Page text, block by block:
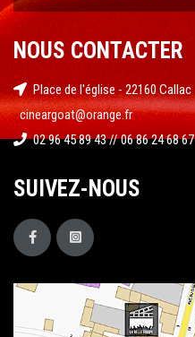
NOUS CONTACTER
Place de l'église - 22160 Callac
cineargoat@orange.fr
02 96 45 89 43 // 06 86 24 68 67
SUIVEZ-NOUS